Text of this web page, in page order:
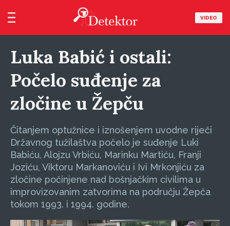
VIDEO
Luka Babić i ostali:
Počelo suđenje za
zločine u Žepču
Čitanjem optužnice i iznošenjem uvodne riječi
Državnog tužilaštva počelo je suđenje Luki
Babiću, Alojzu Vrbiću, Marinku Martiću, Franji
Joziću, Viktoru Markanoviću i Ivi Mrkonjiću za
zločine počinjene nad bošnjačkim civilima u
improvizovanim zatvorima na području Žepča
tokom 1993. i 1994. godine.